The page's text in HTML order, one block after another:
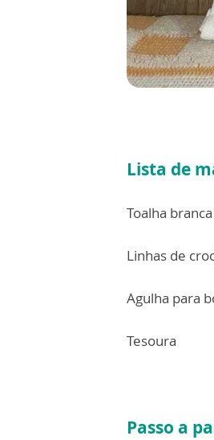
Lista de
Toalha
Linhas de
Agulha para
Tesoura
Passo a